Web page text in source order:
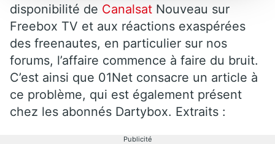
disponibilité de Canalsat Nouveau sur
Freebox TV et aux réactions exaspérées
des freenautes, en particulier sur nos
forums, l’affaire commence à faire du bruit.
C’est ainsi que 01Net consacre un article à
ce problème, qui est également présent
chez les abonnés Dartybox. Extraits :
Publicité